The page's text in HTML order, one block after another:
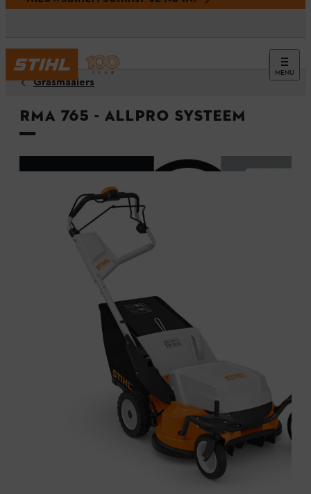
MENU
Grasmaaiers
RMA 765 - ALLPRO systeem